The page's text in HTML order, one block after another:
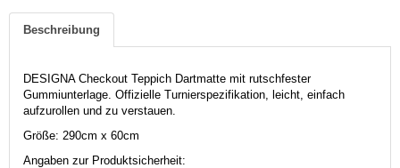
Beschreibung
DESIGNA Checkout Teppich Dartmatte mit rutschfester
Gummiunterlage. Offizielle Turnierspezifikation, leicht, einfach
aufzurollen und zu verstauen.
Größe: 290cm x 60cm
Angaben zur Produktsicherheit: